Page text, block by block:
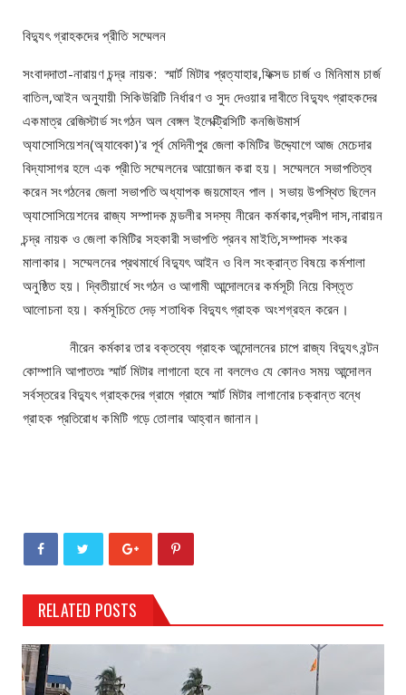
বিদ্যুৎ গ্রাহকদের প্রীতি সম্মেলন
সংবাদদাতা-নারায়ণ চন্দ্র নায়ক: স্মার্ট মিটার প্রত্যাহার,ফিক্সড চার্জ ও মিনিমাম চার্জ
বাতিল,আইন অনুযায়ী সিকিউরিটি নির্ধারণ ও সুদ দেওয়ার দাবীতে বিদ্যুৎ গ্রাহকদের
একমাত্র রেজিস্টার্ড সংগঠন অল বেঙ্গল ইলেক্ট্রিসিটি কনজিউমার্স
অ্যাসোসিয়েশন(অ্যাবেকা)'র পূর্ব মেদিনীপুর জেলা কমিটির উদ্দ্যোগে আজ মেচেদার
বিদ্যাসাগর হলে এক প্রীতি সম্মেলনের আয়োজন করা হয়। সম্মেলনে সভাপতিত্ব
করেন সংগঠনের জেলা সভাপতি অধ্যাপক জয়মোহন পাল। সভায় উপস্থিত ছিলেন
অ্যাসোসিয়েশনের রাজ্য সম্পাদক মন্ডলীর সদস্য নীরেন কর্মকার,প্রদীপ দাস,নারায়ন
চন্দ্র নায়ক ও জেলা কমিটির সহকারী সভাপতি প্রনব মাইতি,সম্পাদক শংকর
মালাকার। সম্মেলনের প্রথমার্ধে বিদ্যুৎ আইন ও বিল সংক্রান্ত বিষয়ে কর্মশালা
অনুষ্ঠিত হয়। দ্বিতীয়ার্ধে সংগঠন ও আগামী আন্দোলনের কর্মসূচী নিয়ে বিস্তৃত
আলোচনা হয়। কর্মসূচিতে দেড় শতাধিক বিদ্যুৎ গ্রাহক অংশগ্রহন করেন।
নীরেন কর্মকার তার বক্তব্যে গ্রাহক আন্দোলনের চাপে রাজ্য বিদ্যুৎ বন্টন
কোম্পানি আপাততঃ স্মার্ট মিটার লাগানো হবে না বললেও যে কোনও সময় আন্দোলন
সর্বস্তরের বিদ্যুৎ গ্রাহকদের গ্রামে গ্রামে স্মার্ট মিটার লাগানোর চক্রান্ত বন্ধে
গ্রাহক প্রতিরোধ কমিটি গড়ে তোলার আহ্বান জানান।
RELATED POSTS